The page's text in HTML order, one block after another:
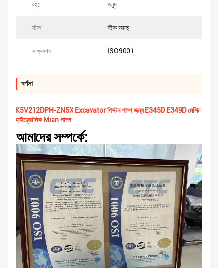
রঙ: হলুদ
স্টক: স্টক আছে
সাক্ষ্যদান: ISO9001
বর্ণনা
K5V212DPH-ZN5X Excavator পিস্টন পাম্প জন্য E345D E349D মেশিন
হাইড্রোলিক Mian পাম্প
আমাদের সম্পর্কে: